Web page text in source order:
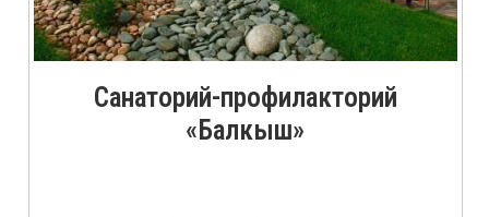
Санаторий-профилакторий
«Балкыш»